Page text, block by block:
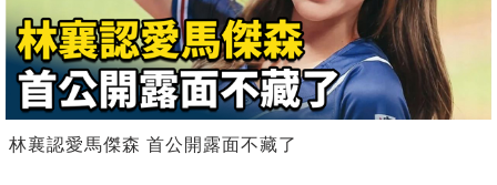
林襄認愛馬傑森 首公開露面不藏了